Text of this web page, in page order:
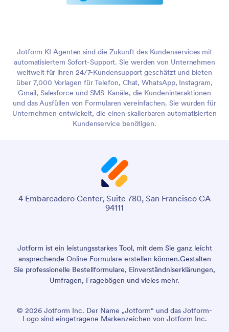
Jotform KI Agenten sind die Zukunft des Kundenservices mit
automatisiertem Sofort-Support. Sie werden von Unternehmen
weltweit für ihren 24/7-Kundensupport geschätzt und bieten
über 7,000 Vorlagen für Telefon, Chat, WhatsApp, Instagram,
Gmail, Salesforce und SMS-Kanäle, die Kundeninteraktionen
und das Ausfüllen von Formularen vereinfachen. Sie wurden für
Unternehmen entwickelt, die einen skalierbaren automatisierten
Kundenservice benötigen.
4 Embarcadero Center, Suite 780, San Francisco CA
94111
Jotform ist ein leistungsstarkes Tool, mit dem Sie ganz leicht
ansprechende Online Formulare erstellen können.Gestalten
Sie professionelle Bestellformulare, Einverständniserklärungen,
Umfragen, Fragebögen und vieles mehr.
© 2026 Jotform Inc. Der Name „Jotform“ und das Jotform-
Logo sind eingetragene Markenzeichen von Jotform Inc.